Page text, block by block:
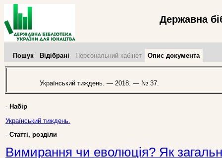
Державна
Пошук Відібрані Персональний кабінет Опис документа
Український тиждень. — 2018. — № 37.
- Набір
Український тиждень.
- Статті, розділи
Вимирання чи еволюція? Як